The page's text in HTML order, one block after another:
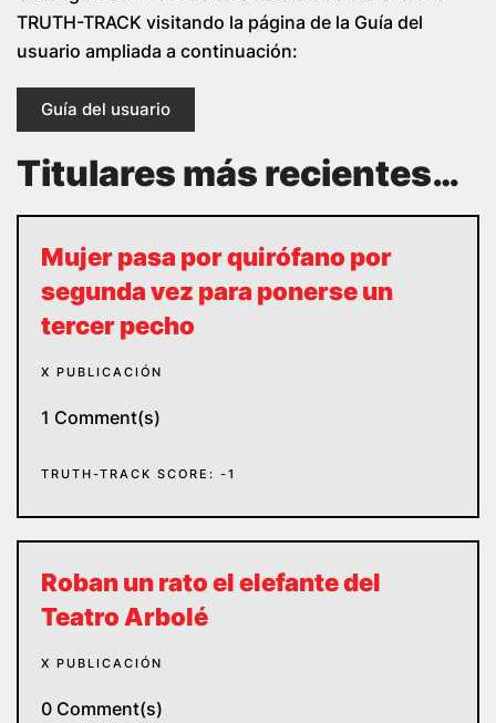
TRUTH-TRACK visitando la página de la Guía del
usuario ampliada a continuación:
Guía del usuario
Titulares más recientes…
Mujer pasa por quirófano por
segunda vez para ponerse un
tercer pecho
X PUBLICACIÓN
1 Comment(s)
TRUTH-TRACK SCORE: -1
Roban un rato el elefante del
Teatro Arbolé
X PUBLICACIÓN
0 Comment(s)